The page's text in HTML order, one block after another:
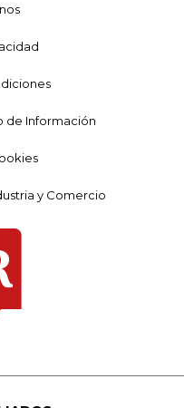
de Información
y Comercio